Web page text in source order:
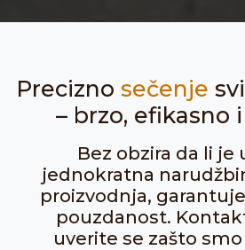
Precizno sečenje
– brzo, efikasno
Bez obzira da li je
jednokratna
proizvodnja,
pouzdanost.
uverite se zašto